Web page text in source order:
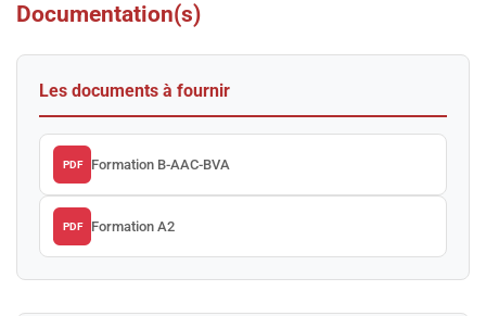
Documentation(s)
Les documents à fournir
PDF Formation B-AAC-BVA
PDF Formation A2